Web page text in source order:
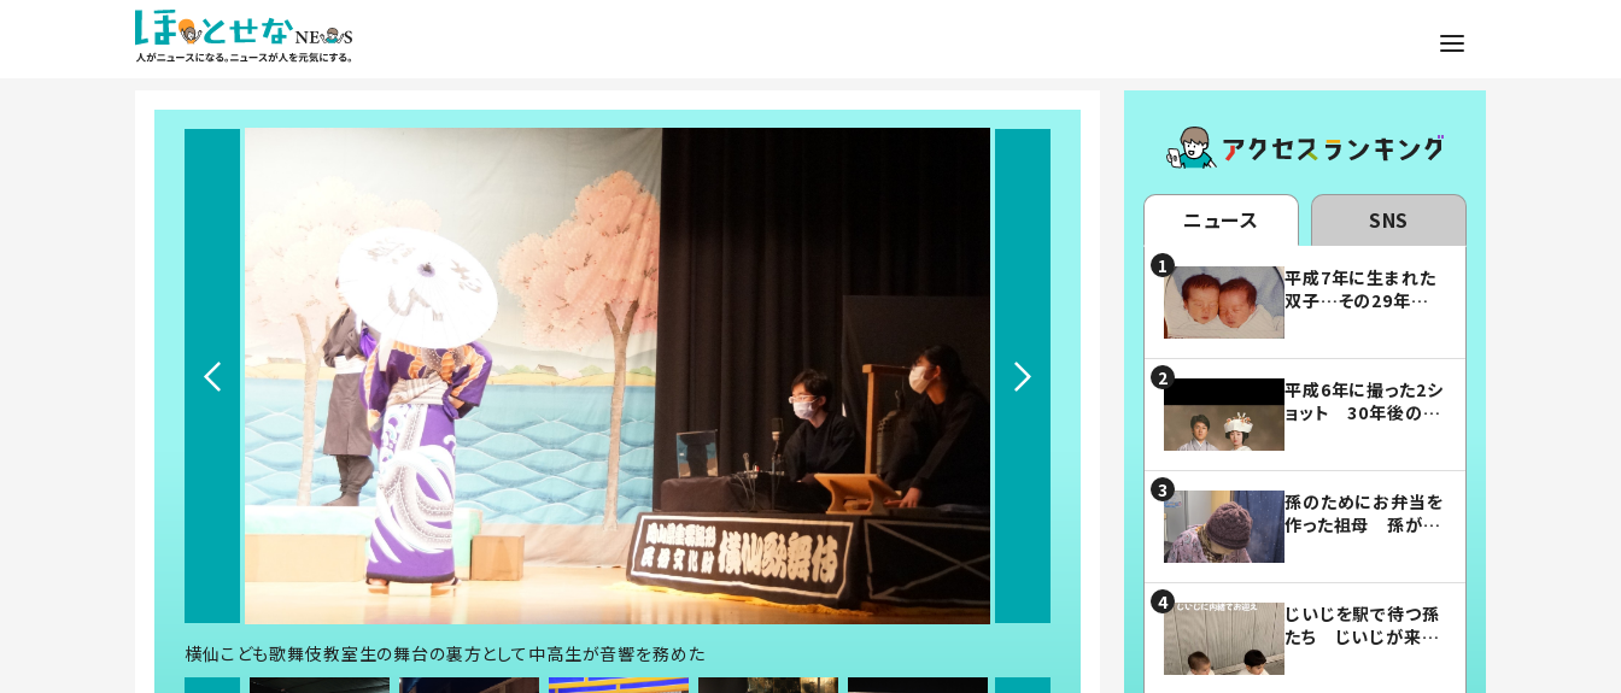
横仙こども歌舞伎教室生の舞台の裏方として中高生が音響を務めた
ニュース SNS
平成7年に生まれた
双子…その29年後
平成6年に撮った2シ
ョット 30年後の姿
孫のためにお弁当を
作った祖母 孫が絶
じいじを駅で待つ孫
たち じいじが来た